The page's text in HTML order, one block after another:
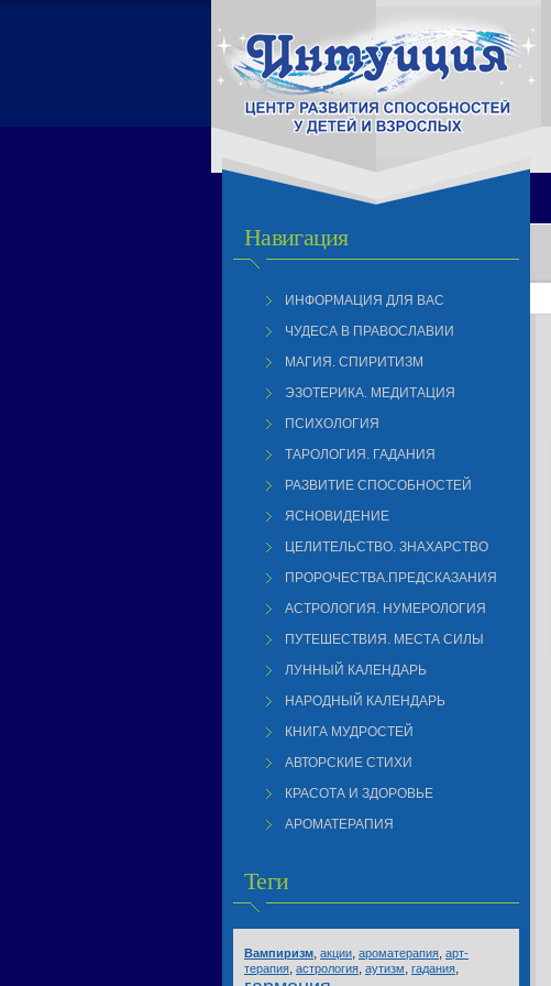
Навигация
ИНФОРМАЦИЯ ДЛЯ ВАС
ЧУДЕСА В ПРАВОСЛАВИИ
МАГИЯ. СПИРИТИЗМ
ЭЗОТЕРИКА. МЕДИТАЦИЯ
ПСИХОЛОГИЯ
ТАРОЛОГИЯ. ГАДАНИЯ
РАЗВИТИЕ СПОСОБНОСТЕЙ
ЯСНОВИДЕНИЕ
ЦЕЛИТЕЛЬСТВО. ЗНАХАРСТВО
ПРОРОЧЕСТВА.ПРЕДСКАЗАНИЯ
АСТРОЛОГИЯ. НУМЕРОЛОГИЯ
ПУТЕШЕСТВИЯ. МЕСТА СИЛЫ
ЛУННЫЙ КАЛЕНДАРЬ
НАРОДНЫЙ КАЛЕНДАРЬ
КНИГА МУДРОСТЕЙ
АВТОРСКИЕ СТИХИ
КРАСОТА И ЗДОРОВЬЕ
АРОМАТЕРАПИЯ
Теги
Вампиризм, акции, ароматерапия, арт-
терапия, астрология, аутизм, гадания,